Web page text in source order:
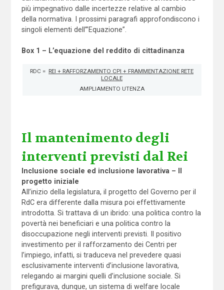
più impegnativo dalle incertezze relative al cambio
della normativa. I prossimi paragrafi approfondiscono i
singoli elementi dell’”Equazione”.
Box 1 – L’equazione del reddito di cittadinanza
RDC = REI + RAFFORZAMENTO CPI + FRAMMENTAZIONE RETE
LOCALE
AMPLIAMENTO UTENZA
Il mantenimento degli
interventi previsti dal Rei
Inclusione sociale ed inclusione lavorativa – Il
progetto iniziale
All’inizio della legislatura, il progetto del Governo per il
RdC era differente dalla misura poi effettivamente
introdotta. Si trattava di un ibrido: una politica contro la
povertà nei beneficiari e una politica contro la
disoccupazione negli interventi previsti. Il positivo
investimento per il rafforzamento dei Centri per
l’impiego, infatti, si traduceva nel prevedere quasi
esclusivamente interventi d’inclusione lavorativa,
relegando ai margini quelli d’inclusione sociale. Si
prefigurava, dunque, un sistema di welfare locale